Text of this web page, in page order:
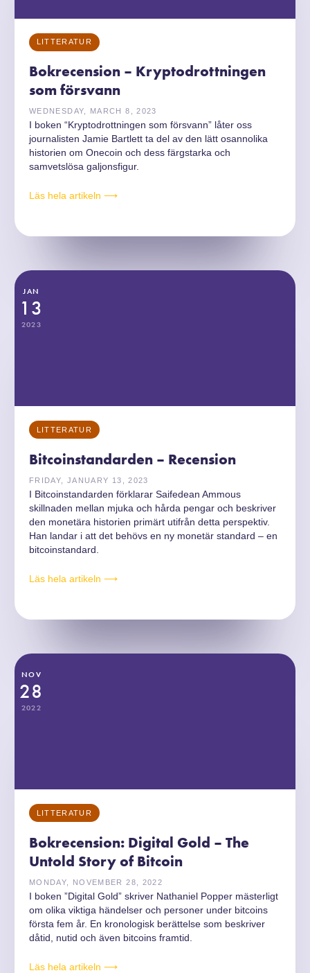
LITTERATUR
Bokrecension – Kryptodrottningen
som försvann
WEDNESDAY, MARCH 8, 2023
I boken “Kryptodrottningen som försvann” låter oss
journalisten Jamie Bartlett ta del av den lätt osannolika
historien om Onecoin och dess färgstarka och
samvetslösa galjonsfigur.
Läs hela artikeln ⟶
JAN
13
2023
LITTERATUR
Bitcoinstandarden – Recension
FRIDAY, JANUARY 13, 2023
I Bitcoinstandarden förklarar Saifedean Ammous
skillnaden mellan mjuka och hårda pengar och beskriver
den monetära historien primärt utifrån detta perspektiv.
Han landar i att det behövs en ny monetär standard – en
bitcoinstandard.
Läs hela artikeln ⟶
NOV
28
2022
LITTERATUR
Bokrecension: Digital Gold – The
Untold Story of Bitcoin
MONDAY, NOVEMBER 28, 2022
I boken ”Digital Gold” skriver Nathaniel Popper mästerligt
om olika viktiga händelser och personer under bitcoins
första fem år. En kronologisk berättelse som beskriver
dåtid, nutid och även bitcoins framtid.
Läs hela artikeln ⟶